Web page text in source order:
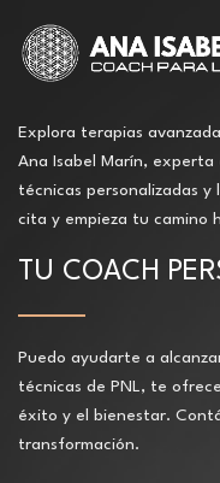
Explora terapias
Ana Isabel Marín,
técnicas personalizadas
cita y empieza tu camino
TU COACH
Puedo ayudarte a
técnicas de PNL, te
éxito y el bienestar.
transformación.